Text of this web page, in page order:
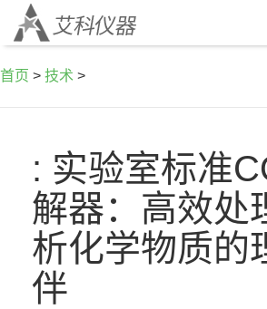
首页 > 技术 >
: 实验室标准
解器：高效处
析化学物质的
伴